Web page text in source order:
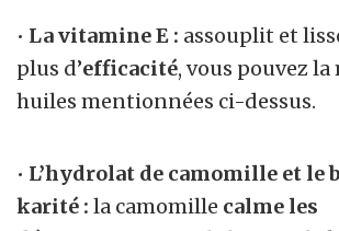
• La vitamine E : assouplit et
plus d’efficacité, vous pouvez
huiles mentionnées ci-dessus.
• L’hydrolat de camomille et le
karité : la camomille calme les